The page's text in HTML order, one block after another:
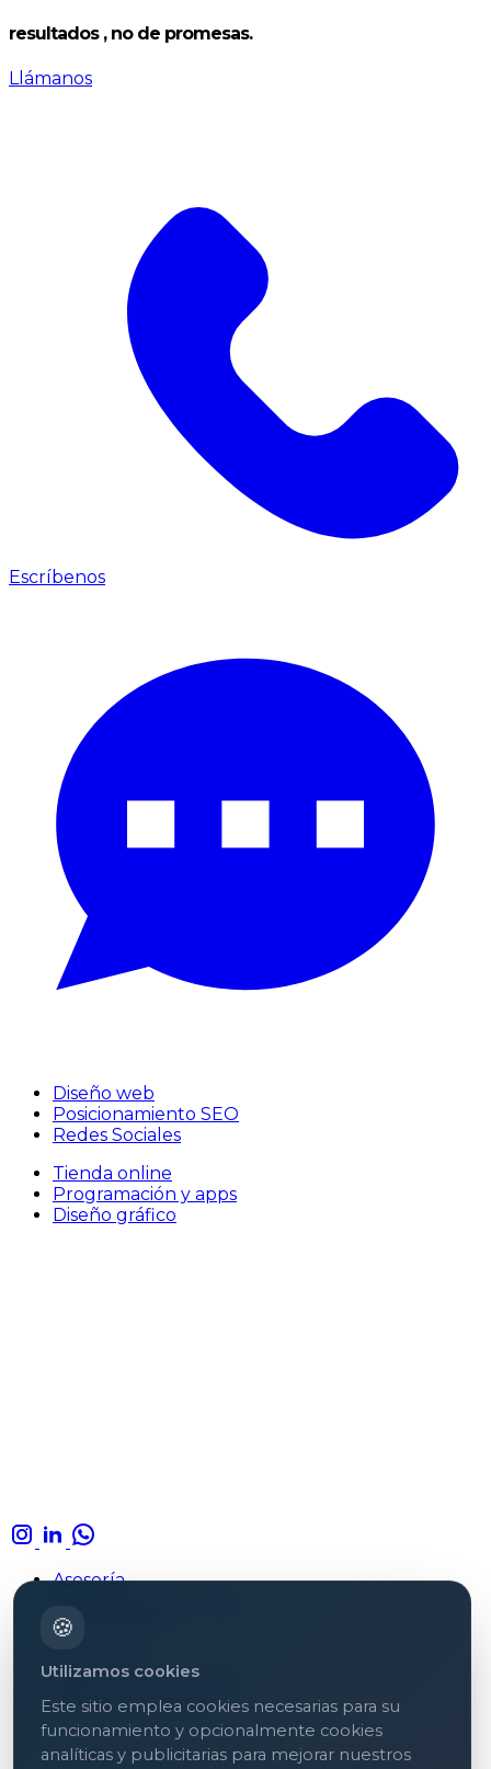
resultados , no de promesas.
Llámanos
Escríbenos
Diseño web
Posicionamiento SEO
Redes Sociales
Tienda online
Programación y apps
Diseño gráfico
Asesoría
Formaciones
Política de privacidad
Política de cookies
🍪
Utilizamos cookies
Este sitio emplea cookies necesarias para su
funcionamiento y opcionalmente cookies
analíticas y publicitarias para mejorar nuestros